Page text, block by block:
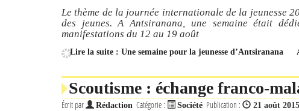
Le thème de la journée internationale de la jeunesse
des jeunes. A Antsiranana, une semaine était
manifestations du 12 au 19 août
Lire la suite : Une semaine pour la jeunesse d’Antsiranana
Scoutisme : échange franco-
Écrit par Rédaction Catégorie : Société Publication : 21 août 2015